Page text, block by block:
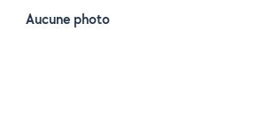
Aucune photo